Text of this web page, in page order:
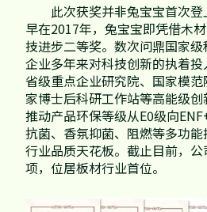
此次获奖并非兔宝宝首次登
早在2017年，兔宝宝即凭借木
技进步二等奖。数次问鼎国家
企业多年来对科技创新的执着
省级重点企业研究院、国家模
家博士后科研工作站等高能级
推动产品环保等级从E0级向
抗菌、香氛抑菌、阻燃等多功
行业品质天花板。截止目前，
项，位居板材行业首位。